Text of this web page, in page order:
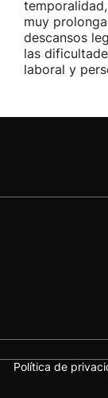
muy
descansos
las
laboral y
Política de